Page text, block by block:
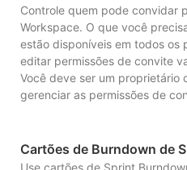
Controle quem pode convidar
Workspace. O que você
estão disponíveis em todos os
editar permissões de convite
Você deve ser um proprietário
gerenciar as permissões de
Cartões de Burndown de
Use cartões de Sprint